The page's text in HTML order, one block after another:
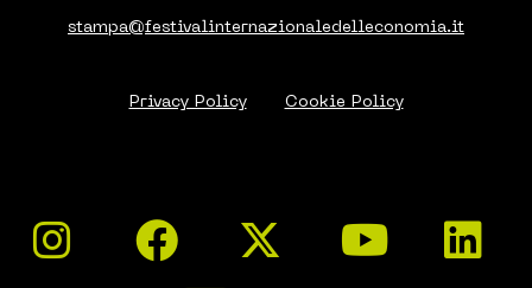
stampa@festivalinternazionaledelleconomia.it
Privacy Policy Cookie Policy